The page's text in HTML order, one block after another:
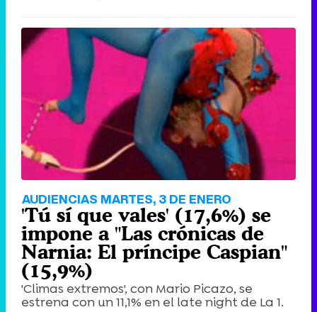
AUDIENCIAS MARTES, 3 DE ENERO
'Tú sí que vales' (17,6%) se
impone a "Las crónicas de
Narnia: El príncipe Caspian"
(15,9%)
'Climas extremos', con Mario Picazo, se
estrena con un 11,1% en el late night de La 1.